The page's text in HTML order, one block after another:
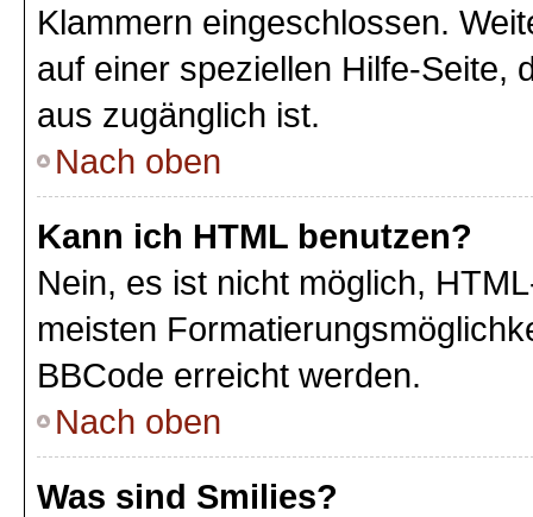
Klammern eingeschlossen.
auf einer speziellen Hilfe-Seite,
aus zugänglich ist.
Nach oben
Kann ich HTML benutzen?
Nein, es ist nicht möglich,
meisten
BBCode erreicht werden.
Nach oben
Was sind Smilies?